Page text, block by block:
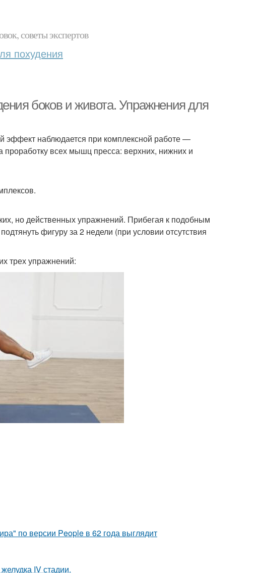
советы экспертов
похудения
боков и живота. Упражнения для
наблюдается при комплексной работе —
всех мышц пресса: верхних, нижних и
но действенных упражнений. Прибегая к подобным
фигуру за 2 недели (при условии отсутствия
трех упражнений:
по версии People в 62 года выглядит
IV стадии.